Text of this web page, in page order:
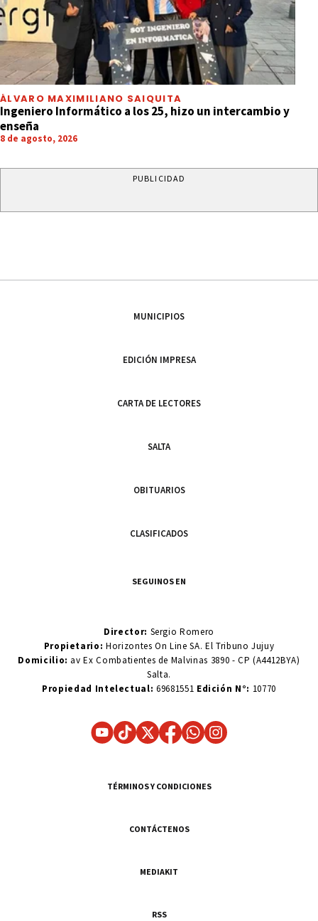
ÁLVARO MAXIMILIANO SAIQUITA
Ingeniero Informático a los 25, hizo un intercambio y
enseña
8 de agosto, 2026
PUBLICIDAD
MUNICIPIOS
EDICIÓN IMPRESA
CARTA DE LECTORES
SALTA
OBITUARIOS
CLASIFICADOS
SEGUINOS EN
Director: Sergio Romero
Propietario:Horizontes On Line SA. El Tribuno Jujuy
Domicilio: av Ex Combatientes de Malvinas 3890 - CP (A4412BYA)
Salta.
Propiedad Intelectual: 69681551 Edición N°: 10770
TÉRMINOS Y CONDICIONES
CONTÁCTENOS
MEDIAKIT
RSS